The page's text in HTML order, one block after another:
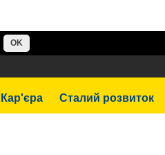
OK
Кар'єра Сталий розвиток